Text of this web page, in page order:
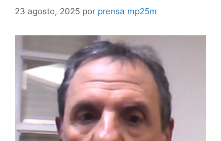
23 agosto, 2025 por prensa mp25m